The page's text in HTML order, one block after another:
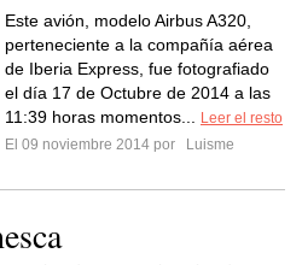
Este avión, modelo Airbus A320,
perteneciente a la compañía aérea
de Iberia Express, fue fotografiado
el día 17 de Octubre de 2014 a las
11:39 horas momentos...
Leer el resto
El 09 noviembre 2014 por
Luisme